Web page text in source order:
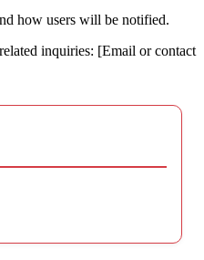
how users will be notified.
inquiries: [Email or contact